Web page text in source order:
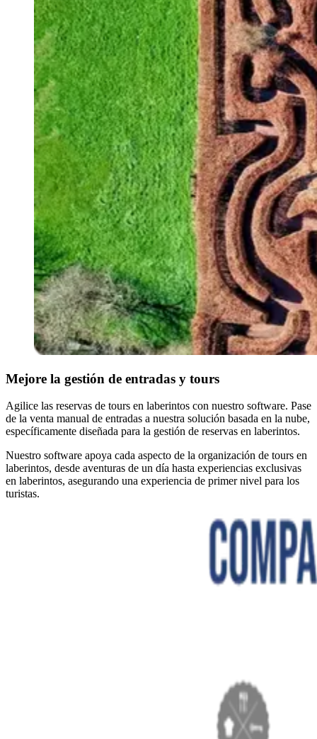
Mejore la gestión de entradas y tours
Agilice las reservas de tours en laberintos con nuestro software. Pase
de la venta manual de entradas a nuestra solución basada en la nube,
específicamente diseñada para la gestión de reservas en laberintos.
Nuestro software apoya cada aspecto de la organización de tours en
laberintos, desde aventuras de un día hasta experiencias exclusivas
en laberintos, asegurando una experiencia de primer nivel para los
turistas.